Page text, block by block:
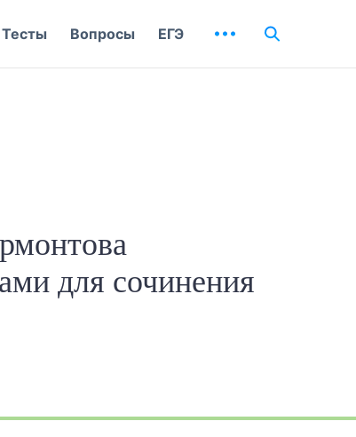
для сочинения
Тесты Вопросы ЕГЭ